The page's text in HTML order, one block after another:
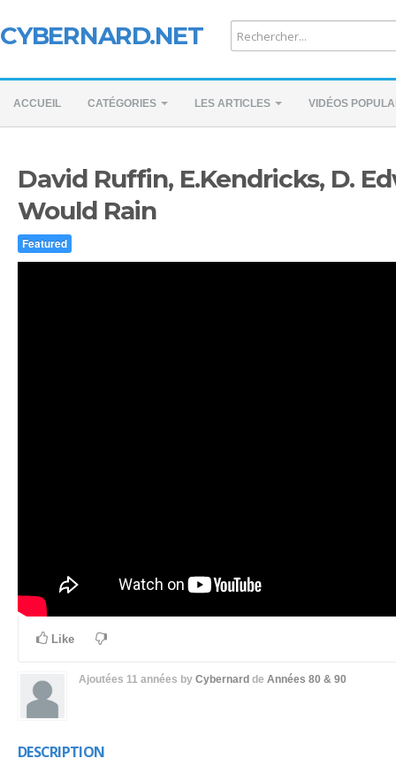
CYBERNARD.NET
ACCUEIL CATÉGORIES LES ARTICLES VIDÉOS
David Ruffin, E.Kendricks, D.
Would Rain
Featured
Like
Ajoutées 11 années by Cybernard de Années 80 & 90
DESCRIPTION